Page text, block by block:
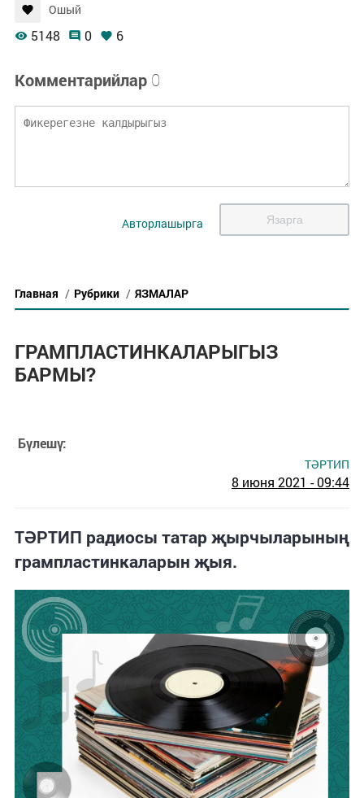
Ошый
5148 0 6
Комментарийлар 0
Авторлашырга Язарга
Главная / Рубрики / ЯЗМАЛАР
ГРАМПЛАСТИНКАЛАРЫГЫЗ
БАРМЫ?
Бүлешү:
ТӘРТИП
8 июня 2021 - 09:44
ТӘРТИП радиосы татар җырчыларының
грампластинкаларын җыя.